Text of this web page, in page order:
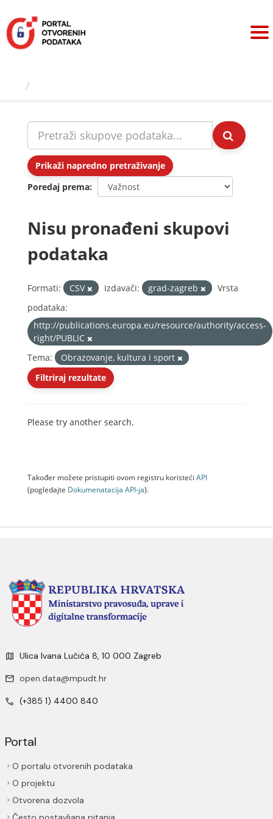
sadržaj
Prikaži napredno pretraživanje
Poredaj prema
Nisu pronađeni skupovi
podataka
Formati: CSV Izdavači: grad-zagreb
Vrsta
podataka:
http://publications.europa.eu/resource/authority/access-
right/PUBLIC
Tema:
Obrazovanje, kultura i sport
Filtriraj rezultate
Please try another search.
Također možete pristupiti ovom registru koristeći API
(pogledajte Dokumenаtаcijа API-jа).